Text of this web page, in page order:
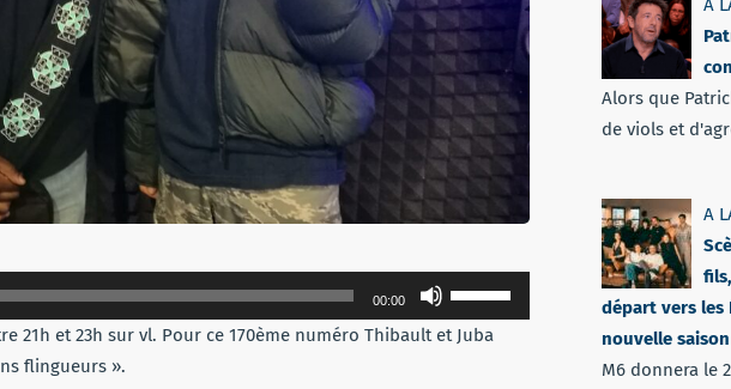
00:00
les
flèches
21h et 23h sur vl. Pour ce 170ème numéro Thibault et Juba
flingueurs ».
A
Alors que
de viols et
A
départ vers
nouvelle saison
M6 donnera le